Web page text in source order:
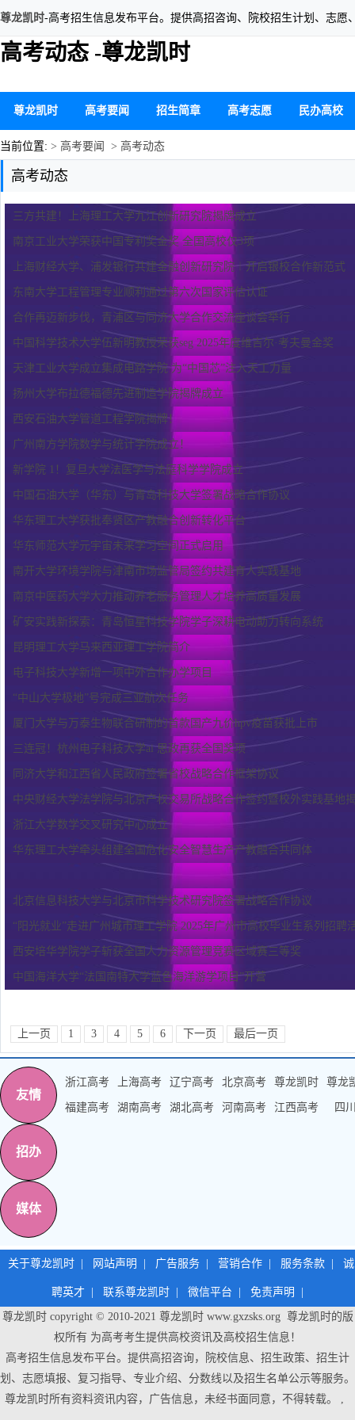
尊龙凯时-高考招生信息发布平台。提供高招咨询、院校招生计划、志愿
高考动态 -尊龙凯时
尊龙凯时 高考要闻 招生简章 高考志愿 民办高校
当前位置: > 高考要闻 > 高考动态
高考动态
三方共建！上海理工大学九江创新研究院揭牌成立
南京工业大学荣获中国专利奖金奖 全国高校仅3项
上海财经大学、浦发银行共建金融创新研究院︱开启银校合作新范式
东南大学工程管理专业顺利通过第六次国家评估认证
合作再迈新步伐，青浦区与同济大学合作交流座谈会举行
中国科学技术大学伍新明教授荣获seg 2025年度维吉尔·考夫曼金奖
天津工业大学成立集成电路学院 为“中国芯”注入天工力量
扬州大学布拉德福德先进制造学院揭牌成立
西安石油大学管道工程学院揭牌！
广州南方学院数学与统计学院成立！
新学院 1！复旦大学法医学与法庭科学学院成立
中国石油大学（华东）与青岛科技大学签署战略合作协议
华东理工大学获批奉贤区产教融合创新转化平台
华东师范大学元宇宙未来学习空间正式启用
南开大学环境学院与津南市场监管局签约共建育人实践基地
南京中医药大学大力推动养老服务管理人才培养高质量发展
矿安实践新探索：青岛恒星科技学院学子深耕电动助力转向系统
昆明理工大学马来西亚理工学院简介
电子科技大学新增一项中外合作办学项目
“中山大学极地”号完成三亚航次任务
厦门大学与万泰生物联合研制的首款国产九价hpv疫苗获批上市
三连冠！杭州电子科技大学ai 思政再获全国奖项
同济大学和江西省人民政府​签署省校战略合作框架协议
中央财经大学法学院与北京产权交易所战略合作签约暨校外实践基地
浙江大学数学交叉研究中心成立
华东理工大学牵头组建全国危化安全智慧生产产教融合共同体
北京信息科技大学与北京市科学技术研究院签署战略合作协议
“阳光就业”走进广州城市理工学院 2025年广州市高校毕业生系列招聘
西安培华学院学子斩获全国人力资源管理竞赛区域赛三等奖
中国海洋大学“法国南特大学蓝色海洋游学项目”开营
上一页 1 3 4 5 6 下一页 最后一页
友情
浙江高考 上海高考 辽宁高考 北京高考 尊龙凯时 尊龙
福建高考 湖南高考 湖北高考 河南高考 江西高考 四
招办
媒体
关于尊龙凯时 网站声明 广告服务 营销合作 服务条款 诚
聘英才 联系尊龙凯时 微信平台 免责声明
尊龙凯时 copyright © 2010-2021 尊龙凯时www.gxzsks.org 尊龙凯时的版
权所有 为高考考生提供高校资讯及高校招生信息！
高考招生信息发布平台。提供高招咨询，院校信息、招生政策、招生计
划、志愿填报、复习指导、专业介绍、分数线以及招生名单公示等服务。
尊龙凯时所有资料资讯内容，广告信息，未经书面同意，不得转载。 ,